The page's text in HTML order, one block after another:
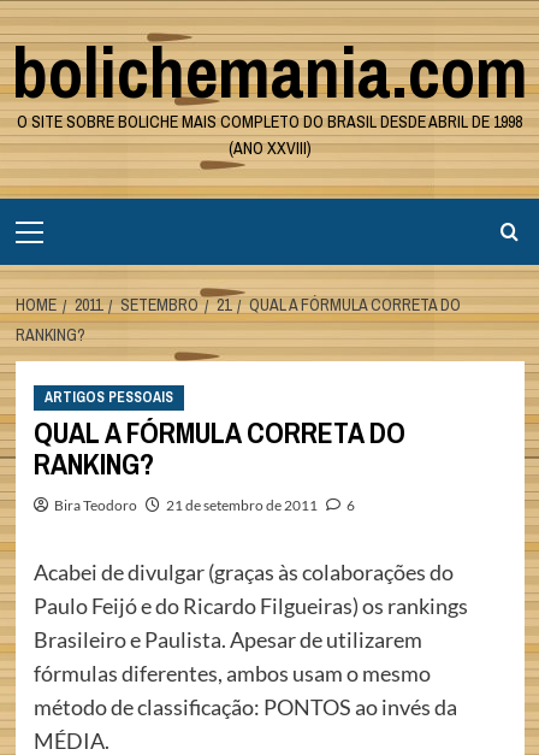
Skip
to
content
bolichemania.com
O SITE SOBRE BOLICHE MAIS COMPLETO DO BRASIL DESDE ABRIL DE 1998
(ANO XXVIII)
Menu
HOME 2011 SETEMBRO 21
QUAL A FÓRMULA CORRETA DO
RANKING?
ARTIGOS PESSOAIS
QUAL A FÓRMULA CORRETA DO
RANKING?
Bira Teodoro 21 de setembro de 2011 6
Acabei de divulgar (graças às colaborações do
Paulo Feijó e do Ricardo Filgueiras) os rankings
Brasileiro e Paulista. Apesar de utilizarem
fórmulas diferentes, ambos usam o mesmo
método de classificação: PONTOS ao invés da
MÉDIA.